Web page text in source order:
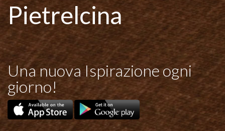
Pietrelcina
Una nuova Ispirazione ogni
giorno!